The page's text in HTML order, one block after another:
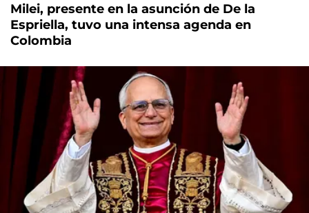
Milei, presente en la asunción de De la
Espriella, tuvo una intensa agenda en
Colombia